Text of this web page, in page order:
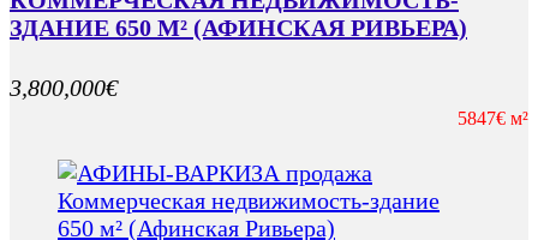
ЗДАНИЕ 650 М² (АФИНСКАЯ РИВЬЕРА)
3,800,000€
5847€ м²